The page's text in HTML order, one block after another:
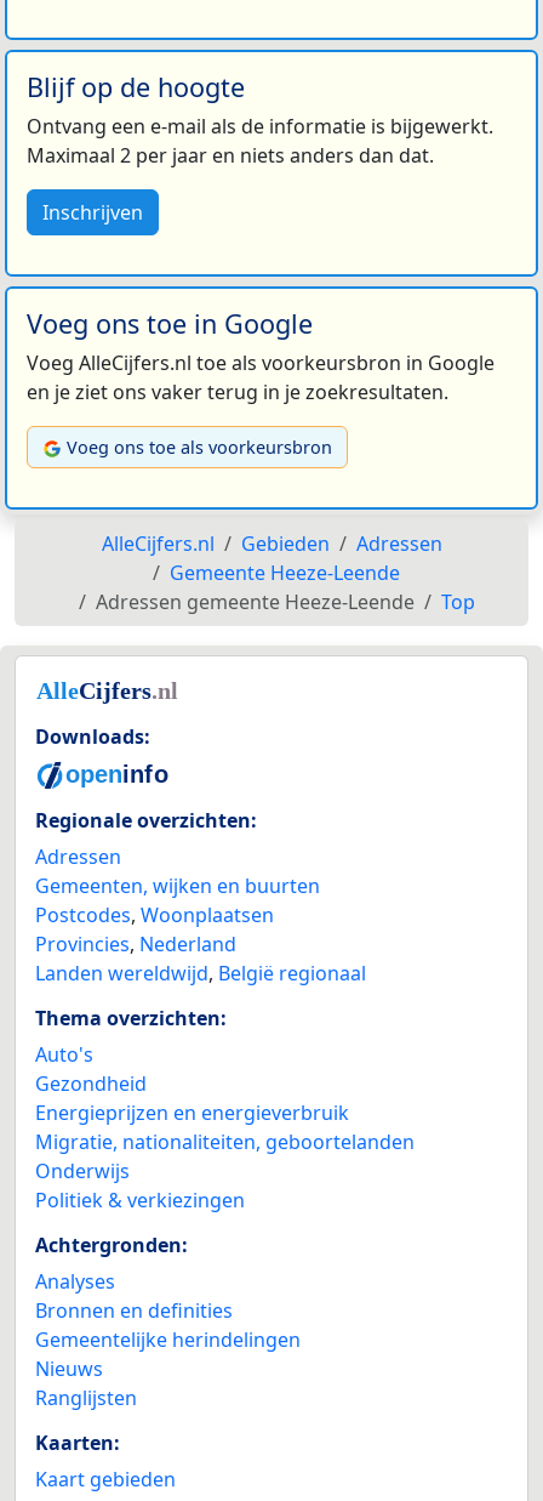
Blijf op de hoogte
Ontvang een e-mail als de informatie is bijgewerkt.
Maximaal 2 per jaar en niets anders dan dat.
Inschrijven
Voeg ons toe in Google
Voeg AlleCijfers.nl toe als voorkeursbron in Google
en je ziet ons vaker terug in je zoekresultaten.
Voeg ons toe als voorkeursbron
AlleCijfers.nl Gebieden
Adressen
Gemeente Heeze-Leende
Adressen gemeente Heeze-Leende
Top
Downloads:
Regionale overzichten:
Adressen
Gemeenten, wijken en buurten
Postcodes, Woonplaatsen
Provincies, Nederland
Landen wereldwijd, België regionaal
Thema overzichten:
Auto's
Gezondheid
Energieprijzen en energieverbruik
Migratie, nationaliteiten, geboortelanden
Onderwijs
Politiek & verkiezingen
Achtergronden:
Analyses
Bronnen en definities
Gemeentelijke herindelingen
Nieuws
Ranglijsten
Kaarten:
Kaart gebieden